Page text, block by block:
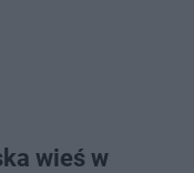
wieś w